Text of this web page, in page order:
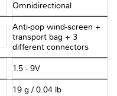
Omnidirectional
Anti-pop wind-screen +
transport bag + 3
different connectors
1.5 - 9V
19 g / 0.04 lb